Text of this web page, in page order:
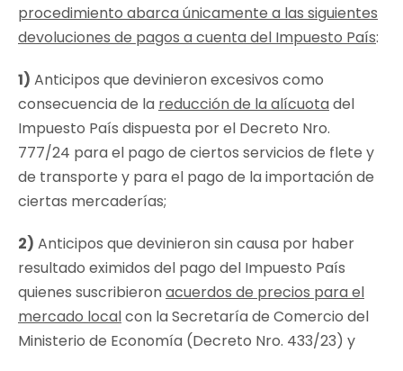
procedimiento abarca únicamente a las siguientes
devoluciones de pagos a cuenta del Impuesto País:
1) Anticipos que devinieron excesivos como
consecuencia de la reducción de la alícuotadel
Impuesto País dispuesta por el Decreto Nro.
777/24 para el pago de ciertos servicios de flete y
de transporte y para el pago de la importación de
ciertas mercaderías;
2) Anticipos que devinieron sin causa por haber
resultado eximidos del pago del Impuesto País
quienes suscribieronacuerdos de precios para el
mercado localcon la Secretaría de Comercio del
Ministerio de Economía (Decreto Nro. 433/23) y